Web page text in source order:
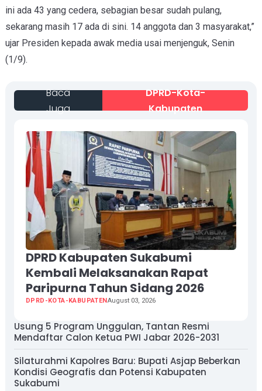
ini ada 43 yang cedera, sebagian besar sudah pulang,
sekarang masih 17 ada di sini. 14 anggota dan 3 masyarakat,”
ujar Presiden kepada awak media usai menjenguk, Senin
(1/9).
Baca
Juga
DPRD-Kota-
Kabupaten
DPRD Kabupaten Sukabumi
Kembali Melaksanakan Rapat
Paripurna Tahun Sidang 2026
DPRD-KOTA-KABUPATENAugust 03, 2026
Usung 5 Program Unggulan, Tantan Resmi
Mendaftar Calon Ketua PWI Jabar 2026-2031
Silaturahmi Kapolres Baru: Bupati Asjap Beberkan
Kondisi Geografis dan Potensi Kabupaten
Sukabumi